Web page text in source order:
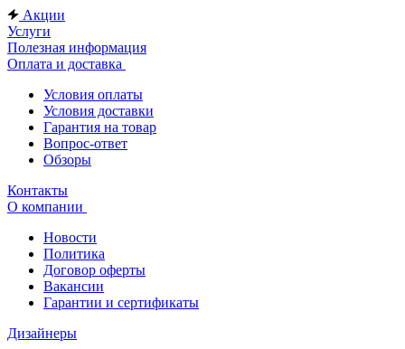
Акции
Услуги
Полезная информация
Оплата и доставка
Условия оплаты
Условия доставки
Гарантия на товар
Вопрос-ответ
Обзоры
Контакты
О компании
Новости
Политика
Договор оферты
Вакансии
Гарантии и сертификаты
Дизайнеры